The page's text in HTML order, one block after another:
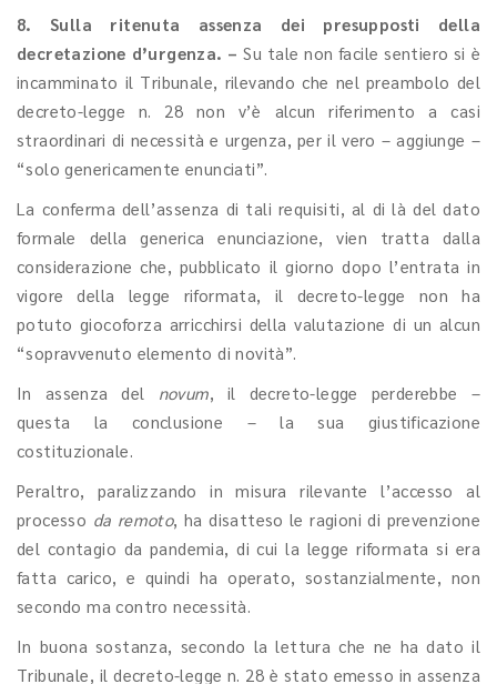
8. Sulla ritenuta assenza dei presupposti della
decretazione d’urgenza. –Su tale non facile sentiero si è
incamminato il Tribunale, rilevando che nel preambolo del
decreto-legge n. 28 non v’è alcun riferimento a casi
straordinari di necessità e urgenza, per il vero – aggiunge –
“solo genericamente enunciati”.
La conferma dell’assenza di tali requisiti, al di là del dato
formale della generica enunciazione, vien tratta dalla
considerazione che, pubblicato il giorno dopo l’entrata in
vigore della legge riformata, il decreto-legge non ha
potuto giocoforza arricchirsi della valutazione di un alcun
“sopravvenuto elemento di novità”.
In assenza del novum, il decreto-legge perderebbe –
questa la conclusione – la sua giustificazione
costituzionale.
Peraltro, paralizzando in misura rilevante l’accesso al
processo da remoto, ha disatteso le ragioni di prevenzione
del contagio da pandemia, di cui la legge riformata si era
fatta carico, e quindi ha operato, sostanzialmente, non
secondo ma contro necessità.
In buona sostanza, secondo la lettura che ne ha dato il
Tribunale, il decreto-legge n. 28 è stato emesso in assenza